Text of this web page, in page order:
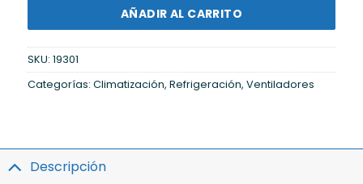
AÑADIR AL CARRITO
SKU: 19301
Categorías: Climatización, Refrigeración, Ventiladores
Descripción